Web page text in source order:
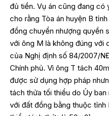
đủ tiền. Vụ án cũng đang có
cho rằng Tòa án huyện B
đồng chuyển nhượng quyền
với ông M là không đúng với
của Nghị định số 84/2007/
Chính phủ. Vì ông T tách
được sử dụng hợp pháp
tách thửa tối thiểu do Ủy
với đất đồng bằng thuộc